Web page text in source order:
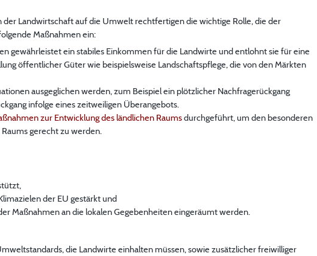
Landwirtschaft auf die Umwelt rechtfertigen die wichtige Rolle, die der
Maßnahmen ein:
gewährleistet ein stabiles Einkommen für die Landwirte und entlohnt sie für eine
öffentlicher Güter wie beispielsweise Landschaftspflege, die von den Märkten
ausgeglichen werden, zum Beispiel ein plötzlicher Nachfragerückgang
infolge eines zeitweiligen Überangebots.
zur Entwicklung des ländlichen Raumsdurchgeführt, um den besonderen
gerecht zu werden.
der EU gestärkt und
Maßnahmen an die lokalen Gegebenheiten eingeräumt werden.
die Landwirte einhalten müssen, sowie zusätzlicher freiwilliger